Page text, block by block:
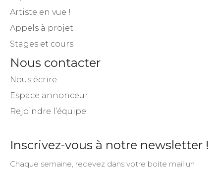
Artiste en vue !
Appels à projet
Stages et cours
Nous contacter
Nous écrire
Espace annonceur
Rejoindre l’équipe
Inscrivez-vous à notre newsletter !
Chaque semaine, recevez dans votre boite mail un